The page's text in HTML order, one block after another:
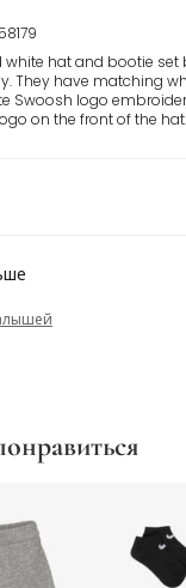
hat and bootie set
They have matching
Swoosh logo
on the front of the hat.